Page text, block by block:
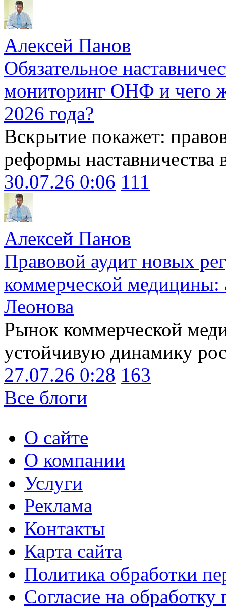
Алексей Панов
Обязательное
мониторинг ОНФ и чего
2026 года?
Вскрытие покажет:
реформы наставничества
30.07.26 0:06 111
Алексей Панов
Правовой аудит новых
коммерческой медицины:
Леонова
Рынок коммерческой
устойчивую динамику
27.07.26 0:28 163
Все блоги
О сайте
О компании
Услуги
Реклама
Контакты
Карта сайта
Политика обработки
Согласие на